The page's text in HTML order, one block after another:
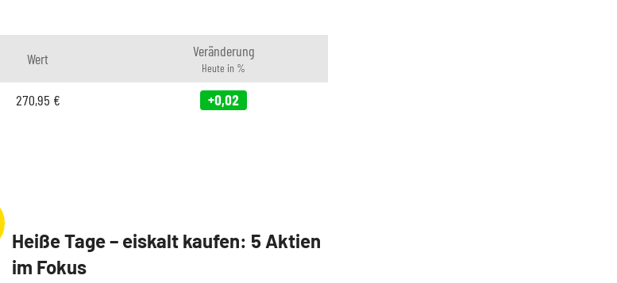
Wert Veränderung
Heute in %
270,95 € +0,02
Heiße Tage – eiskalt kaufen: 5 Aktien
im Fokus